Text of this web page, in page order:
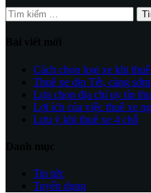
Tìm
kiếm
Cách chọn loại xe khi
Thuê xe dịp Tết, càng
Lựa chọn địa chỉ uy tín
Lợi ích của việc thuê xe
Lưu ý khi thuê xe 4 chỗ
Tin tức
Tuyển dụng